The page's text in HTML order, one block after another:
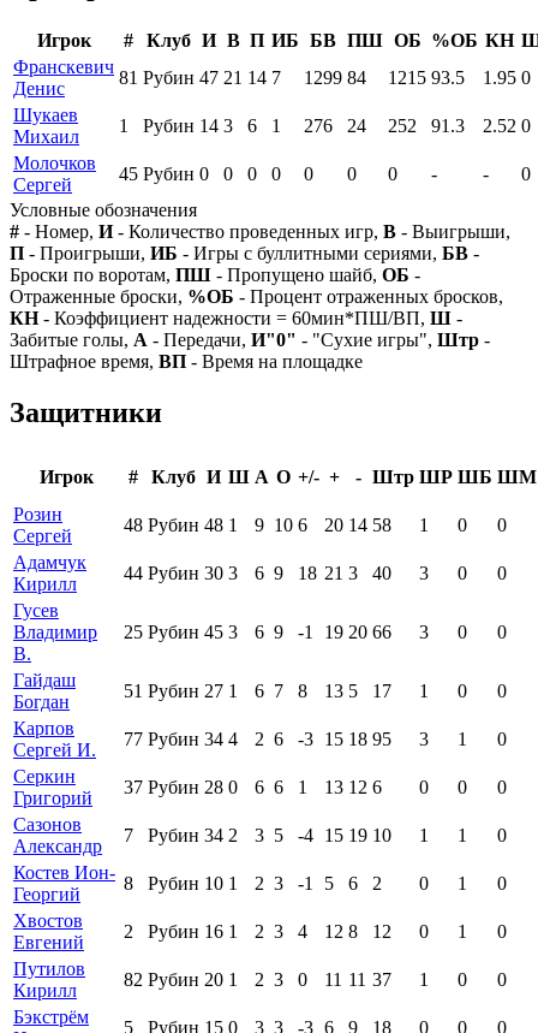
Игрок # Клуб И В П ИБ БВ ПШ ОБ %ОБ КН
Франскевич
Денис
81 Рубин 47 21 14 7 1299 84 1215 93.5 1.95 0
Шукаев
Михаил
1 Рубин 14 3 6 1 276 24 252 91.3 2.52 0
Молочков
Сергей
45 Рубин 0 0 0 0 0 0 0 - -
0
Условные обозначения
# - Номер, И- Количество проведенных игр, В - Выигрыши,
П - Проигрыши, ИБ - Игры с буллитными сериями, БВ -
Броски по воротам, ПШ - Пропущено шайб, ОБ -
Отраженные броски, %ОБ - Процент отраженных бросков,
КН- Коэффициент надежности = 60мин*ПШ/ВП, Ш -
Забитые голы, А - Передачи, И"0" - "Сухие игры", Штр -
Штрафное время, ВП - Время на площадке
Защитники
Игрок # Клуб И Ш А О +/- + - Штр ШР ШБ ШМ
Розин
Сергей
48 Рубин 48 1 9 10 6 20 14 58 1 0
0
Адамчук
Кирилл
44 Рубин 30 3 6 9 18 21 3 40 3 0
0
Гусев
Владимир
В.
25 Рубин 45 3 6 9 -1 19 20 66 3 0 0
Гайдаш
Богдан
51 Рубин 27 1 6 7 8 13 5 17 1 0
0
Карпов
Сергей И.
77 Рубин 34 4 2 6 -3 15 18 95 3 1
0
Серкин
Григорий
37 Рубин 28 0 6 6 1 13 12 6 0 0
0
Сазонов
Александр
7 Рубин 34 2 3 5 -4 15 19 10 1 1
0
Костев Ион-
Георгий
8 Рубин 10 1 2 3 -1 5 6 2 0 1
0
Хвостов
Евгений
2 Рубин 16 1 2 3 4 12 8 12 0 1
0
Путилов
Кирилл
82 Рубин 20 1 2 3 0 11 11 37 1 0
0
Бэкстрём
5 Рубин 15 0 3 3 -3 6 9 18 0 0 0